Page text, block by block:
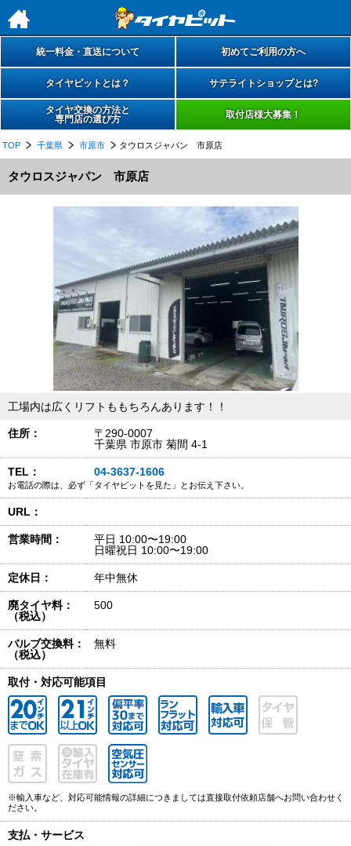
h
統一料金・直送について 初めてご利用の方へ
タイヤピットとは？ サテライトショップとは?
タイヤ交換の方法と
専門店の選び方
取付店様大募集！
TOP 千葉県 市原市 タウロスジャパン 市原店
タウロスジャパン 市原店
工場内は広くリフトももちろんあります！！
住所：
〒290-0007
千葉県 市原市 菊間 4-1
TEL： 04-3637-1606
お電話の際は、必ず「タイヤピットを見た」とお伝え下さい。
URL：
営業時間：
平日 10:00〜19:00
日曜祝日 10:00〜19:00
定休日： 年中無休
廃タイヤ料：
（税込）
500
バルブ交換料：
（税込）
無料
取付・対応可能項目
※輸入車など、対応可能情報の詳細につきましては直接取付依頼店舗へお問い合わせく
ださい。
支払・サービス